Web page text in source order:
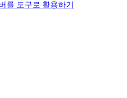
를 도구로 활용하기